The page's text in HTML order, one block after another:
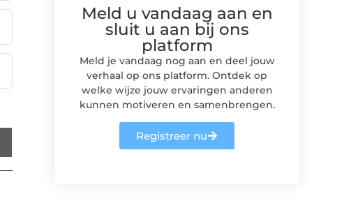
Meld u vandaag aan en
sluit u aan bij ons
platform
Meld je vandaag nog aan en deel jouw
verhaal op ons platform. Ontdek op
welke wijze jouw ervaringen anderen
kunnen motiveren en samenbrengen.
Registreer nu